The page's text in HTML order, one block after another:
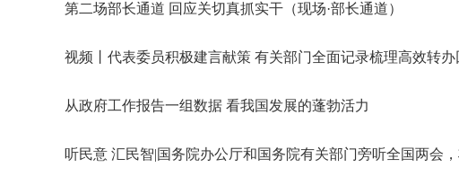
第二场部长通道 回应关切真抓实干（现场·部长通道）
视频丨代表委员积极建言献策 有关部门全面记录梳理高效转办
从政府工作报告一组数据 看我国发展的蓬勃活力
听民意 汇民智|国务院办公厅和国务院有关部门旁听全国两会